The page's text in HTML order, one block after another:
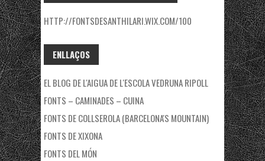
HTTP://FONTSDESANTHILARI.WIX.COM/100
ENLLAÇOS
EL BLOG DE L'AIGUA DE L'ESCOLA VEDRUNA RIPOLL
FONTS – CAMINADES – CUINA
FONTS DE COLLSEROLA (BARCELONA'S MOUNTAIN)
FONTS DE XIXONA
FONTS DEL MÓN